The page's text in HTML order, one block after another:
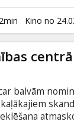
bija
bija
krievu valodā.
Kino no
centrā
balvām